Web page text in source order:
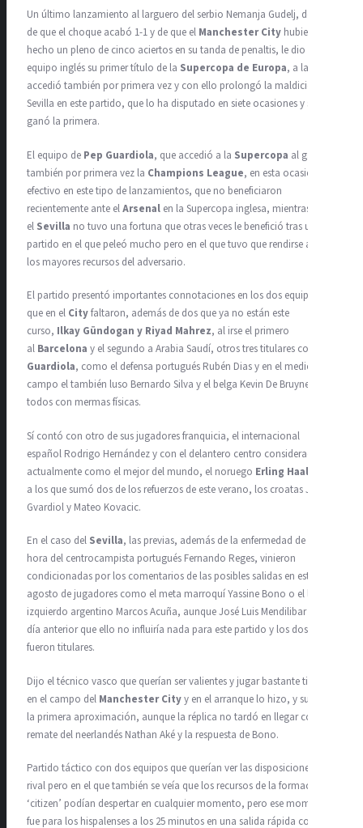
Un último lanzamiento al larguero del serbio Nemanja Gudelj, después
de que el choque acabó 1-1 y de que el Manchester City hubiera
hecho un pleno de cinco aciertos en su tanda de penaltis, le dio al
equipo inglés su primer título de la Supercopa de Europa, a la que
accedió también por primera vez y con ello prolongó la maldición del
Sevilla en este partido, que lo ha disputado en siete ocasiones y solo
ganó la primera.
El equipo de Pep Guardiola, que accedió a la Supercopa al ganar
también por primera vez la Champions League, en esta ocasión fue
efectivo en este tipo de lanzamientos, que no beneficiaron
recientemente ante elArsenal en la Supercopa inglesa, mientras que
el Sevilla no tuvo una fortuna que otras veces le benefició tras un
partido en el que peleó mucho pero en el que tuvo que rendirse ante
los mayores recursos del adversario.
El partido presentó importantes connotaciones en los dos equipos, ya
que en el Cityfaltaron, además de dos que ya no están este
curso, Ilkay Gündogan y Riyad Mahrez, al irse el primero
al Barcelona y el segundo a Arabia Saudí, otros tres titulares con
Guardiola, como el defensa portugués Rubén Dias y en el medio
campo el también luso Bernardo Silva y el belga Kevin De Bruyne,
todos con mermas físicas.
Sí contó con otro de sus jugadores franquicia, el internacional
español Rodrigo Hernández y con el delantero centro considerado
actualmente como el mejor del mundo, el noruego Erling Haaland
a los que sumó dos de los refuerzos de este verano, los croatas Josko
Gvardiol y Mateo Kovacic.
En el caso del Sevilla, las previas, además de la enfermedad de última
hora del centrocampista portugués Fernando Reges, vinieron
condicionadas por los comentarios de las posibles salidas en este
agosto de jugadores como el meta marroquí Yassine Bono o el lateral
izquierdo argentino Marcos Acuña, aunque José Luis Mendilibar dijo el
día anterior que ello no influiría nada para este partido y los dos
fueron titulares.
Dijo el técnico vasco que querían ser valientes y jugar bastante tiempo
en el campo del Manchester Cityy en el arranque lo hizo, y suya fue
la primera aproximación, aunque la réplica no tardó en llegar con un
remate del neerlandés Nathan Aké y la respuesta de Bono.
Partido táctico con dos equipos que querían ver las disposiciones del
rival pero en el que también se veía que los recursos de la formación
‘citizen’ podían despertar en cualquier momento, pero ese momento
fue para los hispalenses a los 25 minutos en una salida rápida con